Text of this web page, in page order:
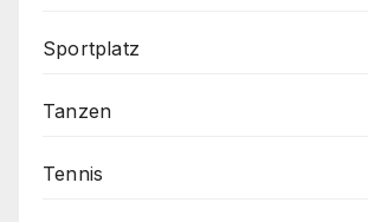
Sportplatz
Tanzen
Tennis